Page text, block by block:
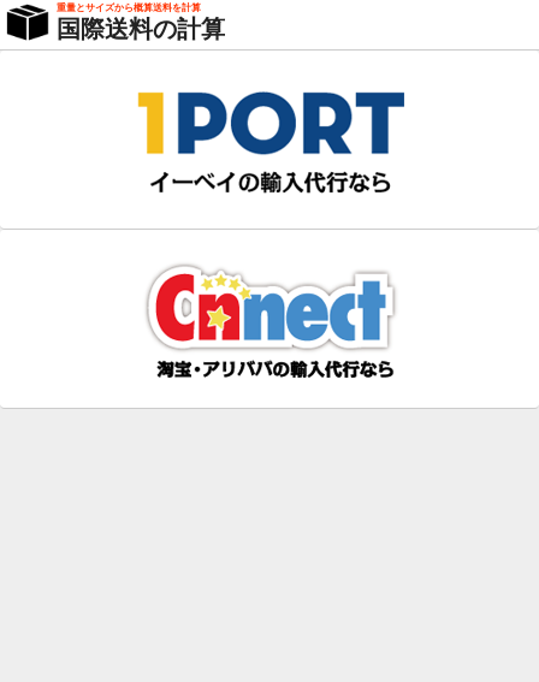
重量とサイズから概算送料を計算
国際送料の計算